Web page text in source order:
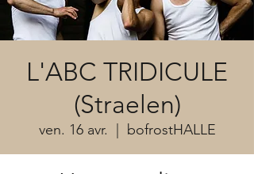
L'ABC TRIDICULE
(Straelen)
ven. 16 avr. bofrostHALLE